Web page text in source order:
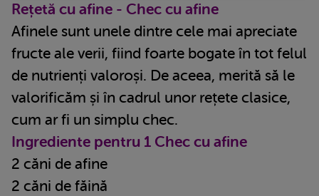
Rețetă cu afine - Chec cu afine
Afinele sunt unele dintre cele mai apreciate
fructe ale verii, fiind foarte bogate în tot felul
de nutrienți valoroși. De aceea, merită să le
valorificăm și în cadrul unor rețete clasice,
cum ar fi un simplu chec.
Ingrediente pentru 1 Chec cu afine
2 căni de afine
2 căni de făină